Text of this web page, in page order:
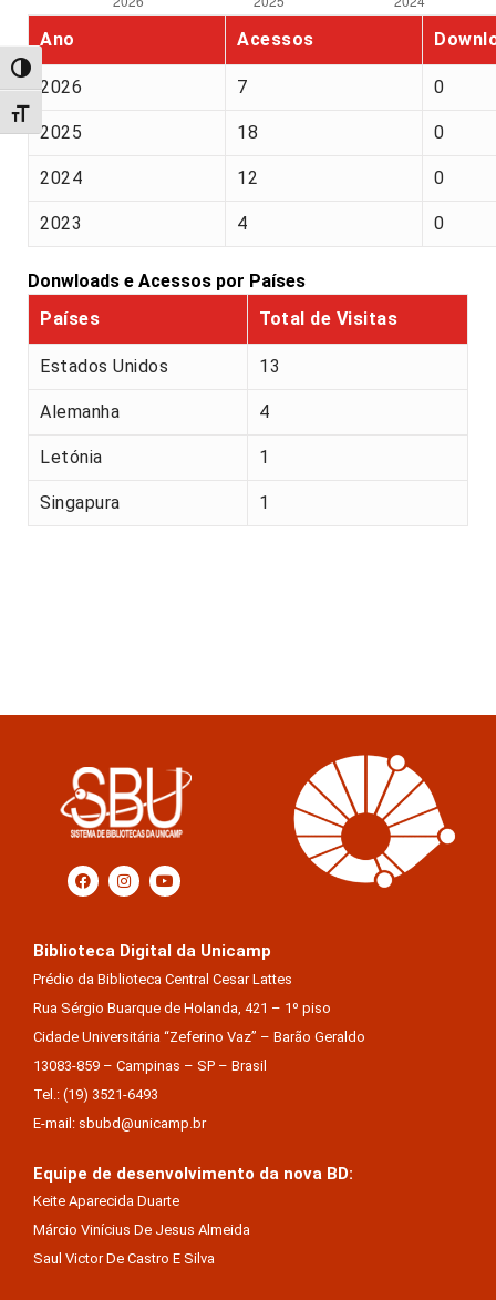
Alternar alto contraste
Alternar tamanho da fonte
Ano Acessos
2026 7 0
2025 18 0
2024 12 0
2023 4 0
Donwloads e Acessos por Países
Países
Total de Visitas
Estados Unidos 13
Alemanha 4
Letónia 1
Singapura 1
Biblioteca Digital da Unicamp
Prédio da Biblioteca Central Cesar Lattes
Rua Sérgio Buarque de Holanda, 421 – 1º piso
Cidade Universitária “Zeferino Vaz” – Barão Geraldo
13083-859 – Campinas – SP – Brasil
Tel.: (19) 3521-6493
E-mail: sbubd@unicamp.br
Equipe de desenvolvimento da nova BD:
Keite Aparecida Duarte
Márcio Vinícius De Jesus Almeida
Saul Victor De Castro E Silva